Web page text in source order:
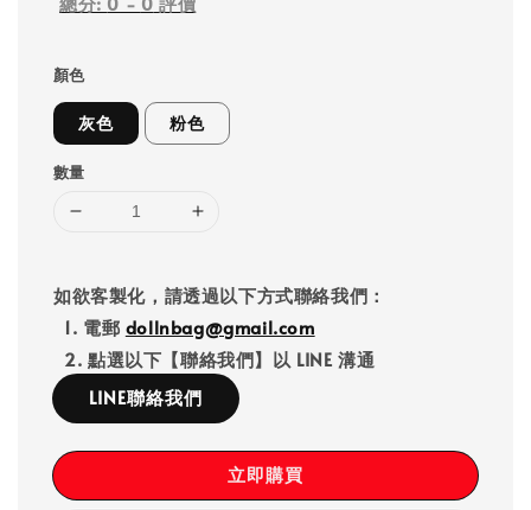
顏色
灰色 粉色
數量
如欲客製化，請透過以下方式聯絡我們：
1. 電郵 dollnbag@gmail.com
2. 點選以下【聯絡我們】以 LINE 溝通
LINE聯絡我們
立即購買